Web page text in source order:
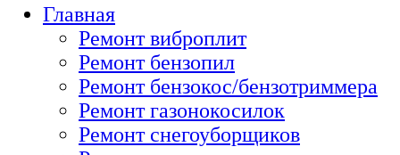
Главная
Ремонт виброплит
Ремонт бензопил
Ремонт бензокос/бензотриммера
Ремонт газонокосилок
Ремонт снегоуборщиков